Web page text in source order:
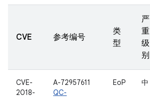
CVE 参考编号
类
型
严
重
级
别
CVE-
2018-
A-72957611
QC-
EoP 中